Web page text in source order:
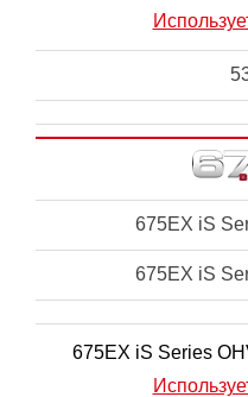
675EX iS
675EX iS
675EX iS Series